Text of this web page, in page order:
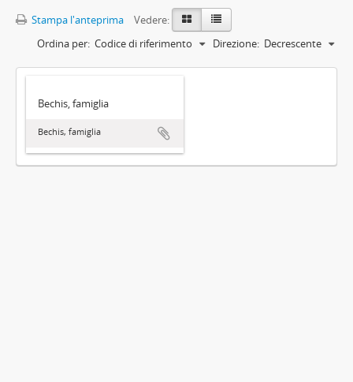
Stampa l'anteprima
Vedere:
Ordina per: Codice di riferimento Direzione: Decrescente
Bechis, famiglia
Bechis, famiglia